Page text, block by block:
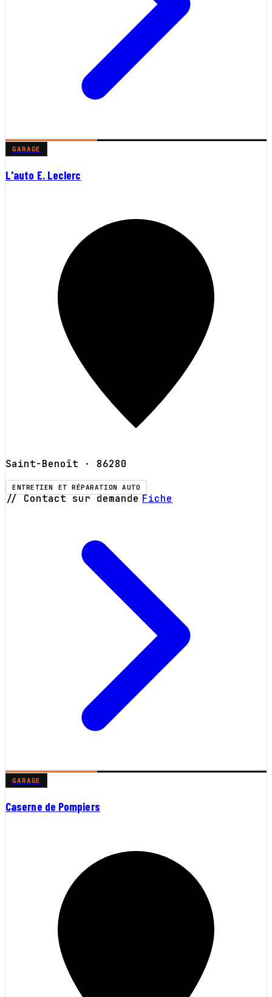
GARAGE
L'auto E. Leclerc
Saint-Benoît · 86280
ENTRETIEN ET RÉPARATION AUTO
// Contact sur demande Fiche
GARAGE
Caserne de Pompiers